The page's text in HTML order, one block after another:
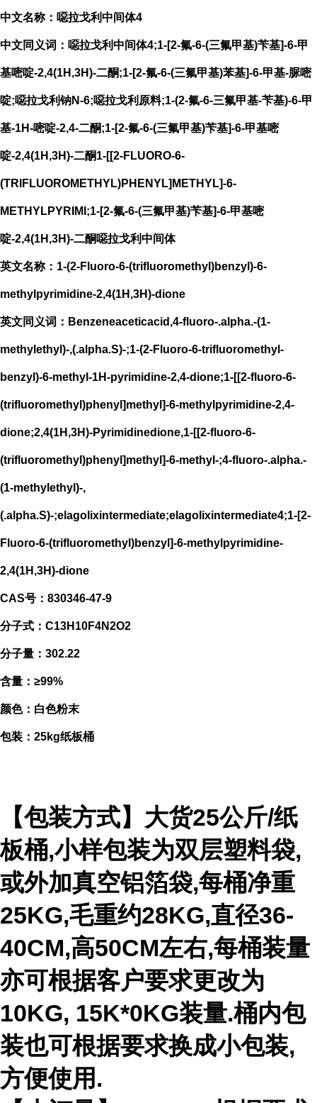
中文名称：噁拉戈利中间体4
中文同义词：噁拉戈利中间体4;1-[2-氟-6-(三氟甲基)苄基]-6-甲
基嘧啶-2,4(1H,3H)-二酮;1-[2-氟-6-(三氟甲基)苯基]-6-甲基-脲嘧
啶;噁拉戈利钠N-6;噁拉戈利原料;1-(2-氟-6-三氟甲基-苄基)-6-甲
基-1H-嘧啶-2,4-二酮;1-[2-氟-6-(三氟甲基)苄基]-6-甲基嘧
啶-2,4(1H,3H)-二酮1-[[2-FLUORO-6-
(TRIFLUOROMETHYL)PHENYL]METHYL]-6-
METHYLPYRIMI;1-[2-氟-6-(三氟甲基)苄基]-6-甲基嘧
啶-2,4(1H,3H)-二酮噁拉戈利中间体
英文名称：1-(2-Fluoro-6-(trifluoromethyl)benzyl)-6-
methylpyrimidine-2,4(1H,3H)-dione
英文同义词：Benzeneaceticacid,4-fluoro-.alpha.-(1-
methylethyl)-,(.alpha.S)-;1-(2-Fluoro-6-trifluoromethyl-
benzyl)-6-methyl-1H-pyrimidine-2,4-dione;1-[[2-fluoro-6-
(trifluoromethyl)phenyl]methyl]-6-methylpyrimidine-2,4-
dione;2,4(1H,3H)-Pyrimidinedione,1-[[2-fluoro-6-
(trifluoromethyl)phenyl]methyl]-6-methyl-;4-fluoro-.alpha.-
(1-methylethyl)-,
(.alpha.S)-;elagolixintermediate;elagolixintermediate4;1-[2-
Fluoro-6-(trifluoromethyl)benzyl]-6-methylpyrimidine-
2,4(1H,3H)-dione
CAS号：830346-47-9
分子式：C13H10F4N2O2
分子量：302.22
含量：≥99%
颜色：白色粉末
包装：25kg纸板桶
【包装方式】大货25公斤/纸
板桶,小样包装为双层塑料袋,
或外加真空铝箔袋,每桶净重
25KG,毛重约28KG,直径36-
40CM,高50CM左右,每桶装量
亦可根据客户要求更改为
10KG, 15K*0KG装量.桶内包
装也可根据要求换成小包装,
方便使用.